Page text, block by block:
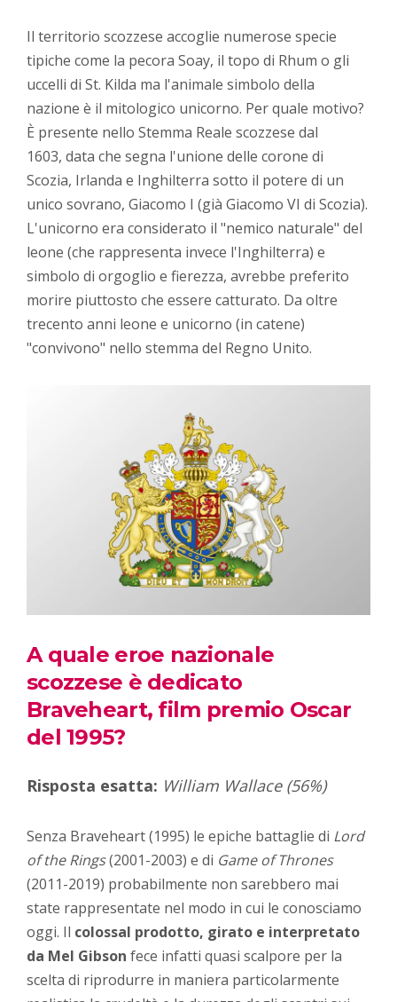
Il territorio scozzese accoglie numerose specie
tipiche come la pecora Soay, il topo di Rhum o gli
uccelli di St. Kilda ma l'animale simbolo della
nazione è il mitologico unicorno. Per quale motivo?
È presente nello Stemma Reale scozzese dal
1603, data che segna l'unione delle corone di
Scozia, Irlanda e Inghilterra sotto il potere di un
unico sovrano, Giacomo I (già Giacomo VI di Scozia).
L'unicorno era considerato il "nemico naturale" del
leone (che rappresenta invece l'Inghilterra) e
simbolo di orgoglio e fierezza, avrebbe preferito
morire piuttosto che essere catturato. Da oltre
trecento anni leone e unicorno (in catene)
"convivono" nello stemma del Regno Unito.
A quale eroe nazionale
scozzese è dedicato
Braveheart, film premio Oscar
del 1995?
Risposta esatta: William Wallace(56%)
Senza Braveheart (1995) le epiche battaglie di Lord
of the Rings(2001-2003) e di Game of Thrones
(2011-2019) probabilmente non sarebbero mai
state rappresentate nel modo in cui le conosciamo
oggi. Il colossal prodotto, girato e interpretato
da Mel Gibson fece infatti quasi scalpore per la
scelta di riprodurre in maniera particolarmente